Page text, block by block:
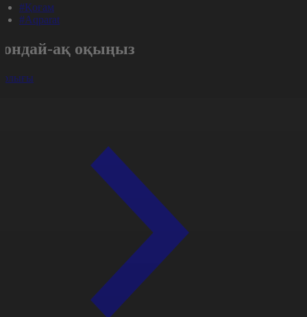
#Қоғам
#Aqparat
ақ оқыңыз